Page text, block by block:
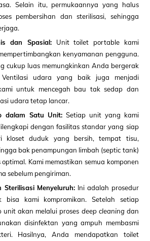
Selain itu, permukaannya yang halus
pembersihan dan sterilisasi, sehingga
dan Spasial: Unit toilet portable kami
kenyamanan pengguna.
cukup luas memungkinkan Anda bergerak
Ventilasi udara yang baik juga menjadi
untuk mencegah bau tak sedap dan
udara tetap lancar.
dalam Satu Unit: Setiap unit yang kami
dengan fasilitas standar yang siap
kloset duduk yang bersih, tempat tisu,
bak penampungan limbah (septic tank)
Kami memastikan semua komponen
sebelum pengiriman.
Sterilisasi Menyeluruh: Ini adalah prosedur
kami kompromikan. Setelah setiap
unit akan melalui proses deep cleaning dan
disinfektan yang ampuh membasmi
Hasilnya, Anda mendapatkan toilet